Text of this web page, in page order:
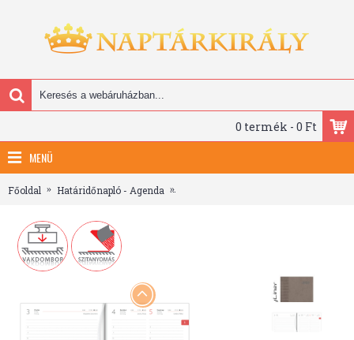
0 termék - 0 Ft
MENÜ
Főoldal Határidőnapló - Agenda